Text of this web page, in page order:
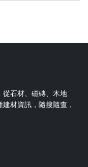
從石材、磁磚、木地
材資訊，隨搜隨查，